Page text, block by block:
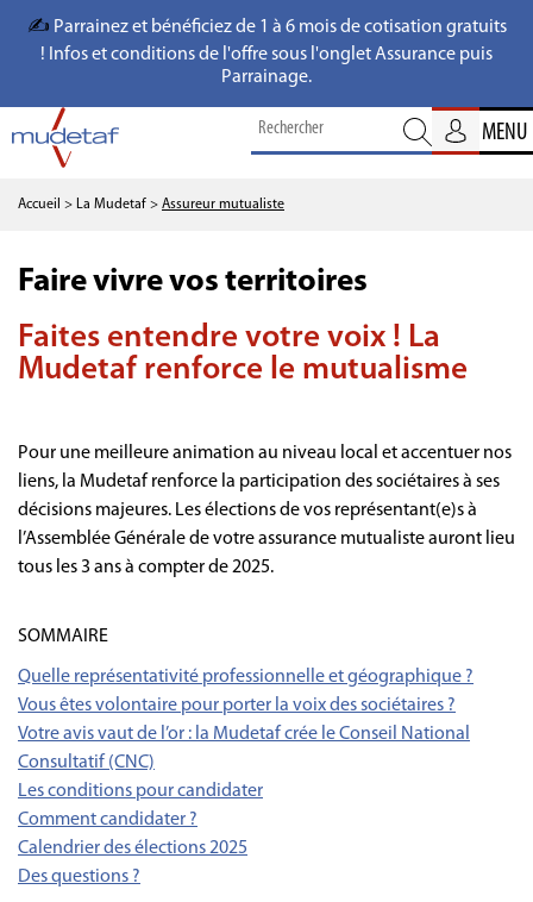
✍️ Parrainez et bénéficiez de 1 à 6 mois de cotisation gratuits
! Infos et conditions de l'offre sous l'onglet Assurance puis
Parrainage.
MENU
Accueil > La Mudetaf > Assureur mutualiste
Faire vivre vos territoires
Faites entendre votre voix ! La
Mudetaf renforce le mutualisme
Pour une meilleure animation au niveau local et accentuer nos
liens, la Mudetaf renforce la participation des sociétaires à ses
décisions majeures. Les élections de vos représentant(e)s à
l’Assemblée Générale de votre assurance mutualiste auront lieu
tous les 3 ans à compter de 2025.
SOMMAIRE
Quelle représentativité professionnelle et géographique ?
Vous êtes volontaire pour porter la voix des sociétaires ?
Votre avis vaut de l’or : la Mudetaf crée le Conseil National
Consultatif (CNC)
Les conditions pour candidater
Comment candidater ?
Calendrier des élections 2025
Des questions ?